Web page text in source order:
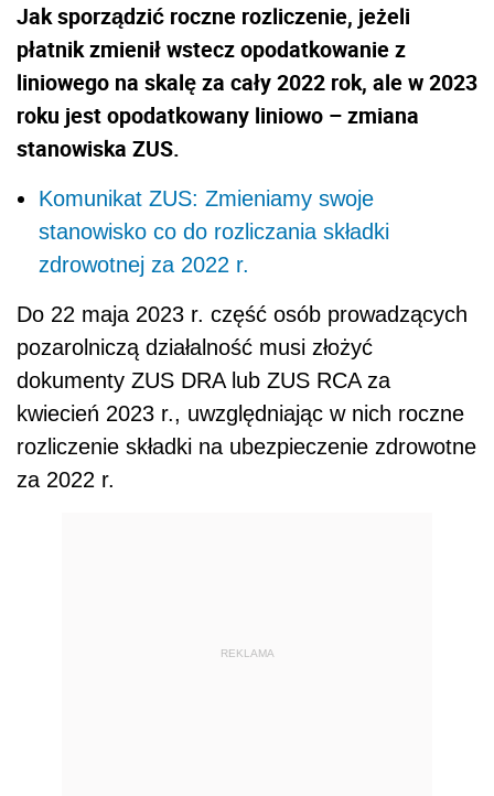
Jak sporządzić roczne rozliczenie, jeżeli
płatnik zmienił wstecz opodatkowanie z
liniowego na skalę za cały 2022 rok, ale w 2023
roku jest opodatkowany liniowo – zmiana
stanowiska ZUS.
Komunikat ZUS: Zmieniamy swoje
stanowisko co do rozliczania składki
zdrowotnej za 2022 r.
Do 22 maja 2023 r. część osób prowadzących
pozarolniczą działalność musi złożyć
dokumenty ZUS DRA lub ZUS RCA za
kwiecień 2023 r., uwzględniając w nich roczne
rozliczenie składki na ubezpieczenie zdrowotne
za 2022 r.
REKLAMA